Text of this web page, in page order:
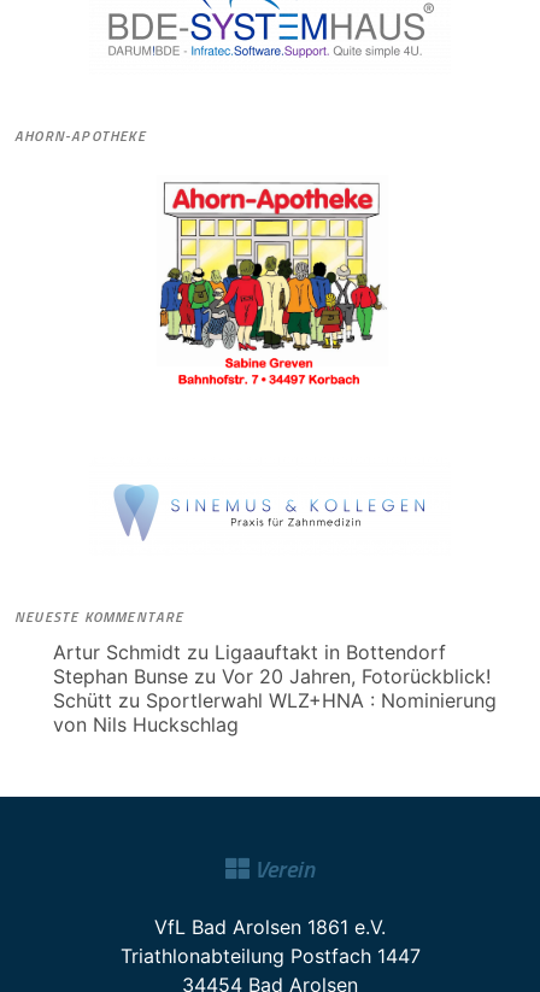
AHORN-APOTHEKE
NEUESTE KOMMENTARE
Artur Schmidt zu Ligaauftakt in Bottendorf
Stephan Bunse zu Vor 20 Jahren, Fotorückblick!
Schütt zu Sportlerwahl WLZ+HNA : Nominierung
von Nils Huckschlag
Verein
VfL Bad Arolsen 1861 e.V.
Triathlonabteilung Postfach 1447
34454 Bad Arolsen